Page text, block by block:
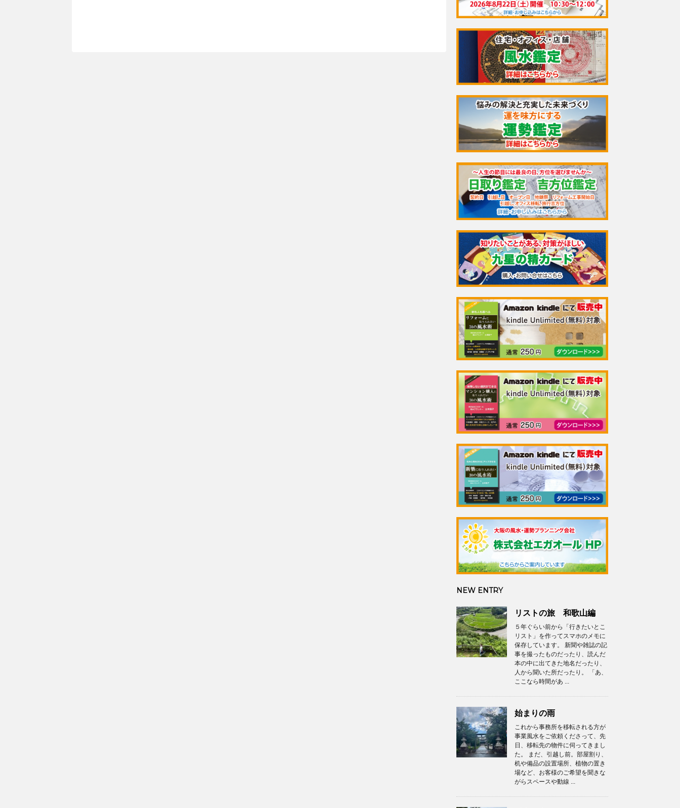
NEW ENTRY
リストの旅 和歌山編
５年ぐらい前から「行きたいとこ
リスト」を作ってスマホのメモに
保存しています。 新聞や雑誌の記
事を撮ったものだったり、読んだ
本の中に出てきた地名だったり、
人から聞いた所だったり。 「あ、
ここなら時間があ ...
始まりの雨
これから事務所を移転される方が
事業風水をご依頼くださって、先
日、移転先の物件に伺ってきまし
た。 まだ、引越し前。部屋割り、
机や備品の設置場所、植物の置き
場など、お客様のご希望を聞きな
がらスペースや動線 ...